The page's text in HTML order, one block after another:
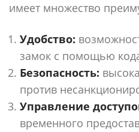
имеет множество
Удобство:
замок с помощью
Безопасность:
против
Управление
временного